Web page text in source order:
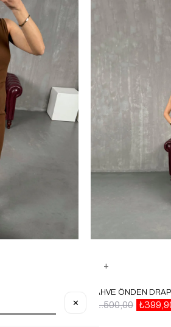
₺1.500,00
✕